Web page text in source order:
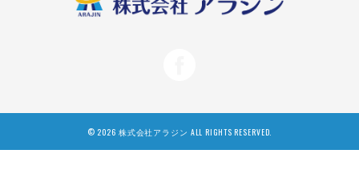
© 2026 株式会社アラジン ALL RIGHTS RESERVED.